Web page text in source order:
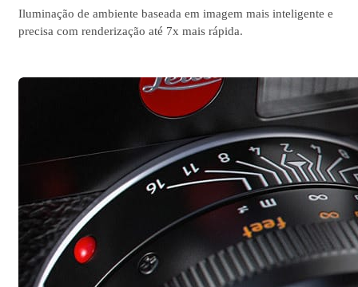
Iluminação de ambiente baseada em imagem mais inteligente e
precisa com renderização até 7x mais rápida.